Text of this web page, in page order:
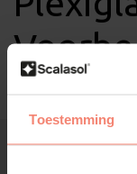
Toestemming
Über Scalasol®